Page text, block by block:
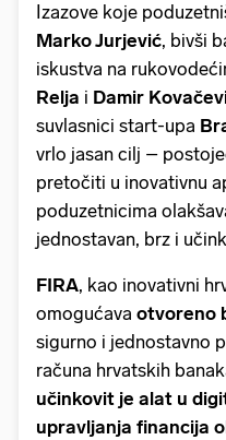
Izazove koje
Marko Jurjević, bivši
iskustva na
Relja i Damir
suvlasnici start-upa
vrlo jasan cilj –
pretočiti u inovativnu
poduzetnicima
jednostavan, brz i
FIRA, kao inovativni
omogućava otvoreno
sigurno i jednostavno
računa hrvatskih
učinkovit je alat u
upravljanja financija